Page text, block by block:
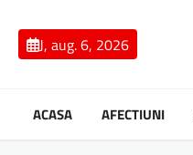
contentJ, aug. 6, 2026
ACASA AFECTIUNI